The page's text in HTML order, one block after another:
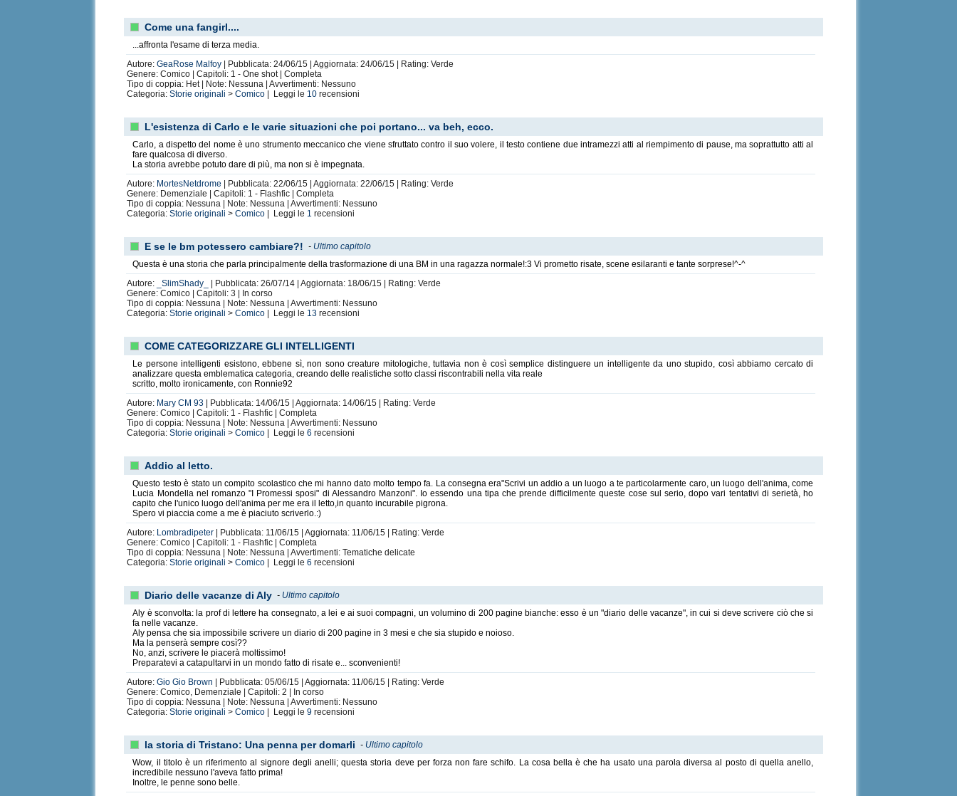
Come una fangirl....
...affronta l'esame di terza media.
Autore:GeaRose Malfoy | Pubblicata: 24/06/15 | Aggiornata: 24/06/15 | Rating: Verde
Genere: Comico | Capitoli: 1 - One shot | Completa
Tipo di coppia: Het | Note: Nessuna | Avvertimenti: Nessuno
Categoria:Storie originali >Comico | Leggi le 10 recensioni
L'esistenza di Carlo e le varie situazioni che poi portano... va beh, ecco.
Carlo, a dispetto del nome è uno strumento meccanico che viene sfruttato contro il suo volere, il testo contiene due intramezzi atti al riempimento di pause, ma soprattutto atti al
fare qualcosa di diverso.
La storia avrebbe potuto dare di più, ma non si è impegnata.
Autore: MortesNetdrome
| Pubblicata: 22/06/15 | Aggiornata: 22/06/15 | Rating: Verde
Genere: Demenziale | Capitoli: 1 - Flashfic | Completa
Tipo di coppia: Nessuna | Note: Nessuna | Avvertimenti: Nessuno
Categoria:Storie originali >Comico | Leggi le 1 recensioni
E se le bm potessero cambiare?! - Ultimo capitolo
Questa è una storia che parla principalmente della trasformazione di una BM in una ragazza normale!:3 Vi prometto risate, scene esilaranti e tante sorprese!^-^
Autore:
_SlimShady_
| Pubblicata: 26/07/14 | Aggiornata: 18/06/15 | Rating: Verde
Genere: Comico | Capitoli: 3 | In corso
Tipo di coppia: Nessuna | Note: Nessuna | Avvertimenti: Nessuno
Categoria:Storie originali >Comico | Leggi le 13 recensioni
COME CATEGORIZZARE GLI INTELLIGENTI
Le persone intelligenti esistono, ebbene sì, non sono creature mitologiche, tuttavia non è così semplice distinguere un intelligente da uno stupido, così abbiamo cercato di
analizzare questa emblematica categoria, creando delle realistiche sotto classi riscontrabili nella vita reale
scritto, molto ironicamente, con Ronnie92
Autore: Mary CM 93 | Pubblicata: 14/06/15 | Aggiornata: 14/06/15 | Rating: Verde
Genere: Comico | Capitoli: 1 - Flashfic | Completa
Tipo di coppia: Nessuna | Note: Nessuna | Avvertimenti: Nessuno
Categoria:Storie originali >Comico | Leggi le6 recensioni
Addio al letto.
Questo testo è stato un compito scolastico che mi hanno dato molto tempo fa. La consegna era"Scrivi un addio a un luogo a te particolarmente caro, un luogo dell'anima, come
Lucia Mondella nel romanzo "I Promessi sposi" di Alessandro Manzoni". Io essendo una tipa che prende difficilmente queste cose sul serio, dopo vari tentativi di serietà, ho
capito che l'unico luogo dell'anima per me era il letto,in quanto incurabile pigrona.
Spero vi piaccia come a me è piaciuto scriverlo.:)
Autore: Lombradipeter | Pubblicata: 11/06/15 | Aggiornata: 11/06/15 | Rating: Verde
Genere: Comico | Capitoli: 1 - Flashfic | Completa
Tipo di coppia: Nessuna | Note: Nessuna | Avvertimenti: Tematiche delicate
Categoria:Storie originali >Comico | Leggi le6 recensioni
Diario delle vacanze di Aly - Ultimo capitolo
Aly è sconvolta: la prof di lettere ha consegnato, a lei e ai suoi compagni, un volumino di 200 pagine bianche: esso è un "diario delle vacanze", in cui si deve scrivere ciò che si
fa nelle vacanze.
Aly pensa che sia impossibile scrivere un diario di 200 pagine in 3 mesi e che sia stupido e noioso.
Ma la penserà sempre così??
No, anzi, scrivere le piacerà moltissimo!
Preparatevi a catapultarvi in un mondo fatto di risate e... sconvenienti!
Autore:Gio Gio Brown
| Pubblicata: 05/06/15 | Aggiornata: 11/06/15 | Rating: Verde
Genere: Comico, Demenziale | Capitoli: 2 | In corso
Tipo di coppia: Nessuna | Note: Nessuna | Avvertimenti: Nessuno
Categoria:Storie originali >Comico | Leggi le9 recensioni
la storia di Tristano: Una penna per domarli - Ultimo capitolo
Wow, il titolo è un riferimento al signore degli anelli; questa storia deve per forza non fare schifo. La cosa bella è che ha usato una parola diversa al posto di quella anello,
incredibile nessuno l'aveva fatto prima!
Inoltre, le penne sono belle.